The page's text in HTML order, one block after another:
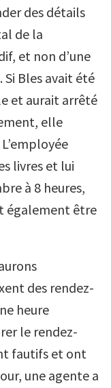
des détails
de la
et non d’une
Bles avait été
et aurait arrêté
elle
livres et lui
à 8 heures,
également être
des rendez-
heure
le rendez-
fautifs et ont
une agente a